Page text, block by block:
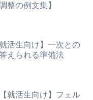
整の例文集】
活生向け】一次との
えられる準備法
就活生向け】フェル